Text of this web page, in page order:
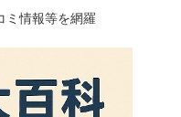
ミ情報等を網羅